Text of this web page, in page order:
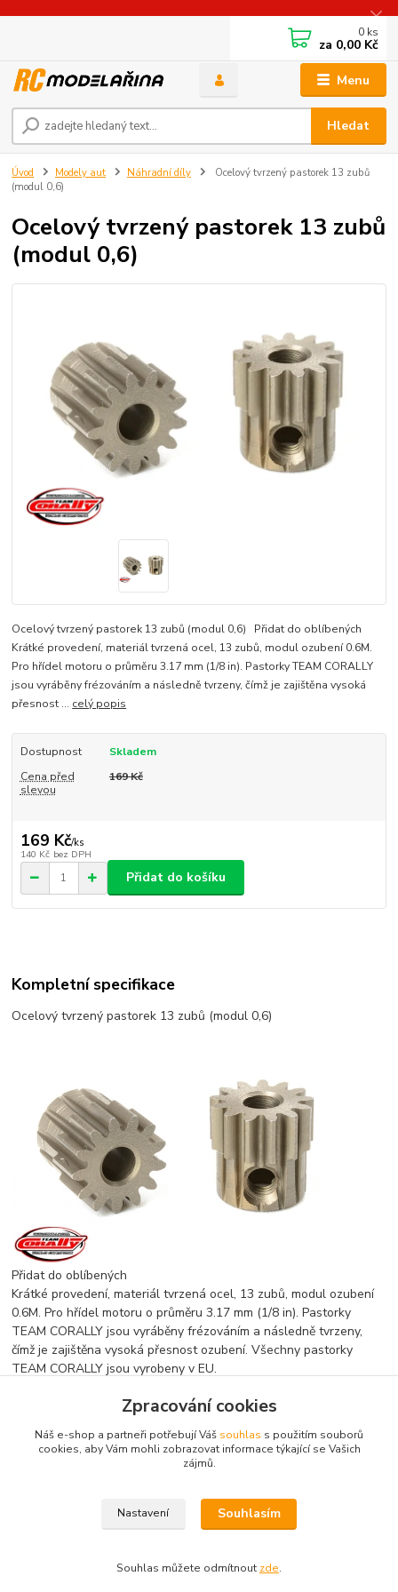
Menu
Hledat
0 ks
za 0,00 Kč
Úvod Modely aut Náhradní díly
Ocelový tvrzený pastorek 13 zubů
(modul 0,6)
Ocelový tvrzený pastorek 13 zubů
(modul 0,6)
Ocelový tvrzený pastorek 13 zubů (modul 0,6) Přidat do oblíbených
Krátké provedení, materiál tvrzená ocel, 13 zubů, modul ozubení 0.6M.
Pro hřídel motoru o průměru 3.17 mm (1/8 in). Pastorky TEAM CORALLY
jsou vyráběny frézováním a následně tvrzeny, čímž je zajištěna vysoká
přesnost ... celý popis
Dostupnost
Skladem
Cena před
slevou
169 Kč
169 Kč/ks
140 Kč bez DPH
Přidat do košíku
Kompletní specifikace
Ocelový tvrzený pastorek 13 zubů (modul 0,6)
Přidat do oblíbených
Krátké provedení, materiál tvrzená ocel, 13 zubů, modul ozubení
0.6M. Pro hřídel motoru o průměru 3.17 mm (1/8 in). Pastorky
TEAM CORALLY jsou vyráběny frézováním a následně tvrzeny,
čímž je zajištěna vysoká přesnost ozubení. Všechny pastorky
TEAM CORALLY jsou vyrobeny v EU.
Zboží zařazeno v kategoriích
Zpracování cookies
Náš e-shop a partneři potřebují Váš souhlas s použitím souborů
cookies, aby Vám mohli zobrazovat informace týkající se Vašich
zájmů.
Nastavení Souhlasím
Souhlas můžete odmítnout zde.